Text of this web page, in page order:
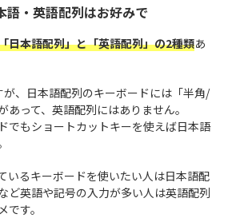
語・英語配列はお好みで
日本語配列」と「英語配列」の2種類あ
、日本語配列のキーボードには「半角/
って、英語配列にはありません。
でもショートカットキーを使えば日本語
いるキーボードを使いたい人は日本語配
ど英語や記号の入力が多い人は英語配列
す。